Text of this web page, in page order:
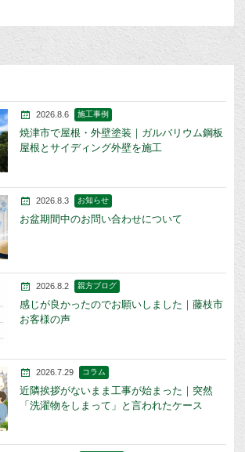
2026.8.6 施工事例
焼津市で屋根・外壁塗装｜ガルバリウム鋼板
屋根とサイディング外壁を施工
2026.8.3 お知らせ
お盆期間中のお問い合わせについて
2026.8.2 親方ブログ
感じが良かったのでお願いしました｜藤枝市
お客様の声
2026.7.29 コラム
近隣挨拶がないまま工事が始まった｜突然
「洗濯物をしまって」と言われたケース